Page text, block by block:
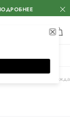
Верхняя одежда